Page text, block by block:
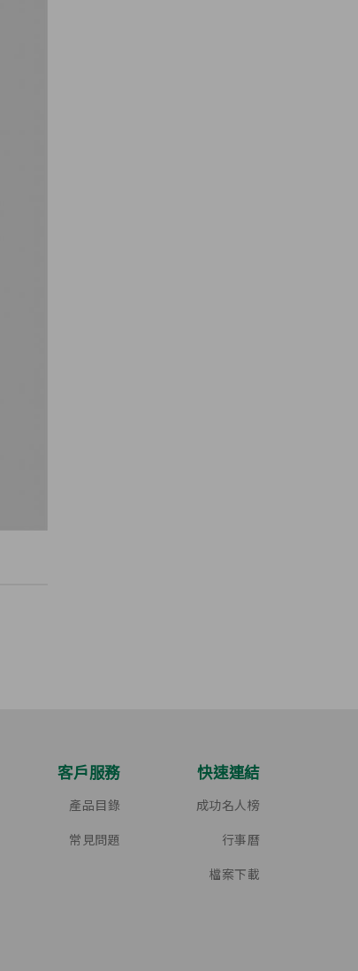
客戶服務
產品目錄
常見問題
快速連結
成功名人榜
行事曆
檔案下載